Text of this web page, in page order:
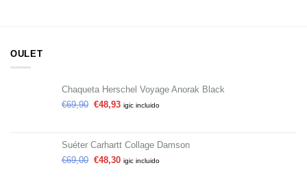
OULET
Chaqueta Herschel Voyage Anorak Black
€69,90 €48,93 igic incluido
Suéter Carhartt Collage Damson
€69,00 €48,30 igic incluido